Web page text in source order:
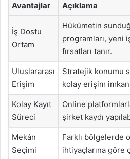
Avantajlar Açıklama
İş Dostu
Ortam
Hükümetin
programları, yeni
fırsatları tanır.
Uluslararası
Erişim
Stratejik konumu
kolay erişim
Kolay Kayıt
Süreci
Online
şirket kaydı
Mekân
Seçimi
Farklı bölgelerde
ihtiyaçlarına göre